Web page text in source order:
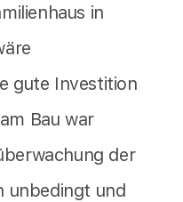
in
gute Investition
Bau war
der
unbedingt und